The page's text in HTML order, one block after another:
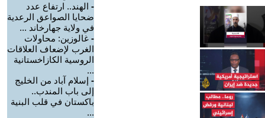
- الهند.. ارتفاع عدد
ضحايا الصواعق الرعدية
في ولاية جهارخاند ...
- غالوزين: محاولات
الغرب لإضعاف العلاقات
الروسية الكازاخستانية
...
- إسلام آباد من الخليج
إلى باب المندب..
باكستان في قلب البنية
...